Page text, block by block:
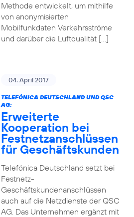
Methode entwickelt, um mithilfe
von anonymisierten
Mobilfunkdaten Verkehrsströme
und darüber die Luftqualität […]
04. April 2017
TELEFÓNICA DEUTSCHLAND UND QSC
AG:
Erweiterte
Kooperation bei
Festnetzanschlüssen
für Geschäftskunden
Telefónica Deutschland setzt bei
Festnetz-
Geschäftskundenanschlüssen
auch auf die Netzdienste der QSC
AG. Das Unternehmen ergänzt mit